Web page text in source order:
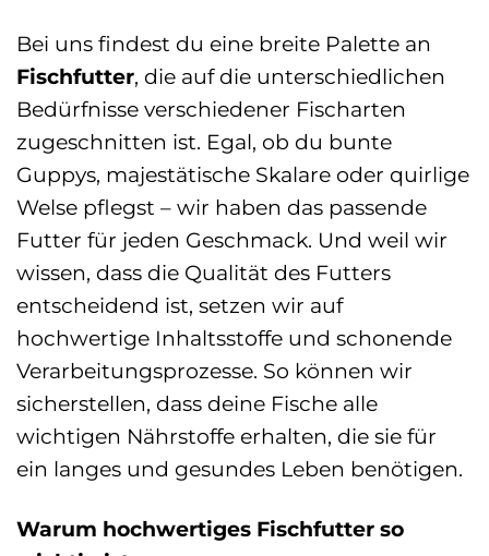
Bei uns findest du eine breite Palette an
Fischfutter, die auf die unterschiedlichen
Bedürfnisse verschiedener Fischarten
zugeschnitten ist. Egal, ob du bunte
Guppys, majestätische Skalare oder quirlige
Welse pflegst – wir haben das passende
Futter für jeden Geschmack. Und weil wir
wissen, dass die Qualität des Futters
entscheidend ist, setzen wir auf
hochwertige Inhaltsstoffe und schonende
Verarbeitungsprozesse. So können wir
sicherstellen, dass deine Fische alle
wichtigen Nährstoffe erhalten, die sie für
ein langes und gesundes Leben benötigen.
Warum hochwertiges Fischfutter so